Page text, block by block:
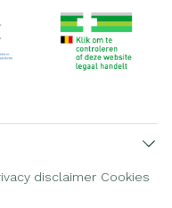
disclaimer Cookies